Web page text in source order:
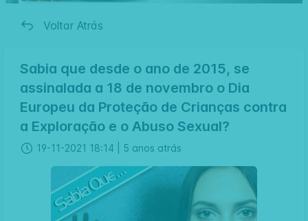
Voltar Atrás
Sabia que desde o ano de 2015, se
assinalada a 18 de novembro o Dia
Europeu da Proteção de Crianças contra
a Exploração e o Abuso Sexual?
19-11-2021 18:14 | 5 anos atrás